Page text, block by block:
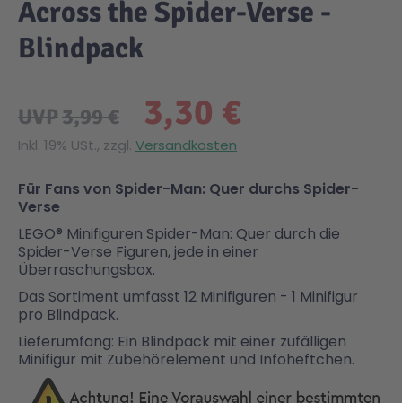
Across the Spider-Verse -
Blindpack
3,30 €
UVP3,99 €
Inkl. 19% USt., zzgl. Versandkosten
Für Fans von Spider-Man: Quer durchs Spider-
Verse
LEGO® Minifiguren Spider-Man: Quer durch die
Spider-Verse Figuren, jede in einer
Überraschungsbox.
Das Sortiment umfasst 12 Minifiguren - 1 Minifigur
pro Blindpack.
Lieferumfang: Ein Blindpack mit einer zufälligen
Minifigur mit Zubehörelement und Infoheftchen.